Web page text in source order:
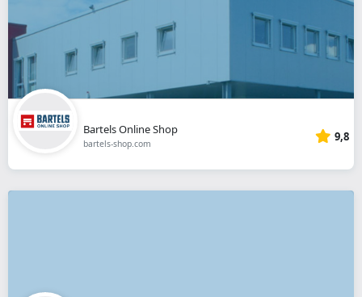
Bartels Online Shop
bartels-shop.com 9,8